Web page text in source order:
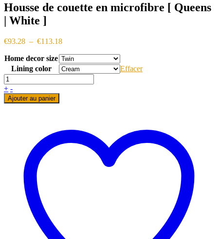
Housse de couette en microfibre [ Queens
| White ]
€93.28 – €113.18Plage
prix :
€93.28
à
€113.18
Home decor size
Lining color
Effacer
+ -
Ajouter au panier